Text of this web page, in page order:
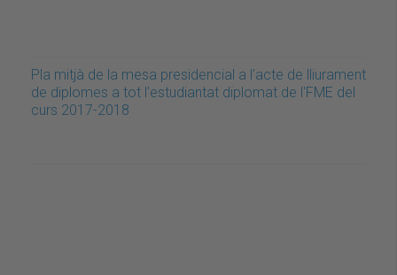
Pla mitjà de la mesa presidencial a l'acte de lliurament
de diplomes a tot l'estudiantat diplomat de l'FME del
curs 2017-2018